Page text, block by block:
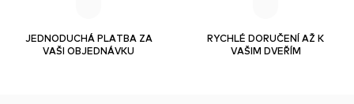
JEDNODUCHÁ PLATBA ZA
VAŠI OBJEDNÁVKU
RYCHLÉ DORUČENÍ AŽ K
VAŠIM DVEŘÍM